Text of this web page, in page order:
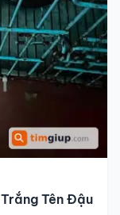
Tên Đậu